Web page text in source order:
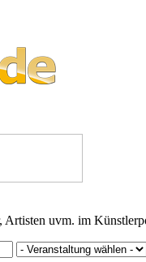
Artisten uvm. im